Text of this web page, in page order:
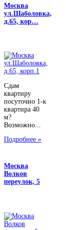
Москва
ул.Шаболовка,
д.65, кор…
Сдам
квартиру
посуточно 1-к
квартира 40
м?
Возможно...
Подробнее »
Москва
Волков
переулок, 5